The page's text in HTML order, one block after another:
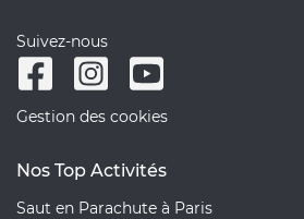
Suivez-nous
Gestion des cookies
Nos Top Activités
Saut en Parachute à Paris